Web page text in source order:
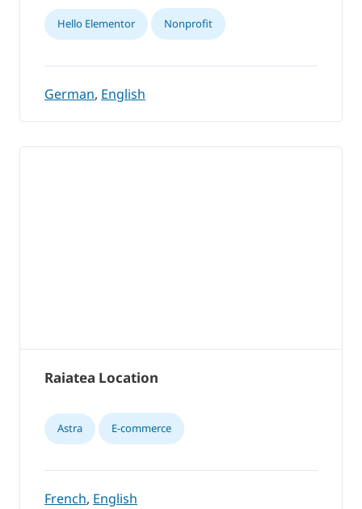
Hello Elementor Nonprofit
German, English
Raiatea Location
Astra E-commerce
French, English